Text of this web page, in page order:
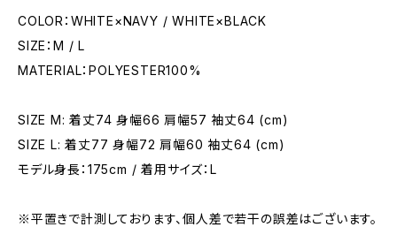
COLOR：WHITE×NAVY / WHITE×BLACK
SIZE：M / L
MATERIAL：POLYESTER100%
SIZE M: 着丈74 身幅66 肩幅57 袖丈64 (cm)
SIZE L: 着丈77 身幅72 肩幅60 袖丈64 (cm)
モデル身長：175cm / 着用サイズ：L
※平置きで計測しております、個人差で若干の誤差はございます。